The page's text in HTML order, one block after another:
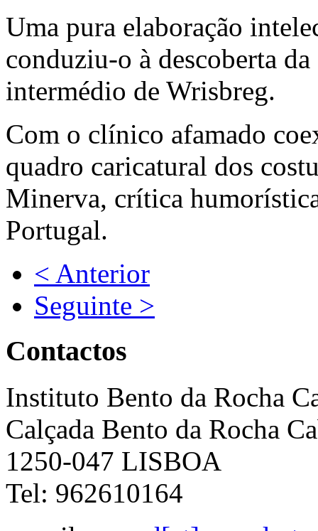
Uma pura elaboração
conduziu-o à descoberta
intermédio de Wrisbreg.
Com o clínico afamado
quadro caricatural dos
Minerva, crítica
Portugal.
< Anterior
Seguinte >
Contactos
Instituto Bento da Rocha
Calçada Bento da Rocha
1250-047 LISBOA
Tel: 962610164